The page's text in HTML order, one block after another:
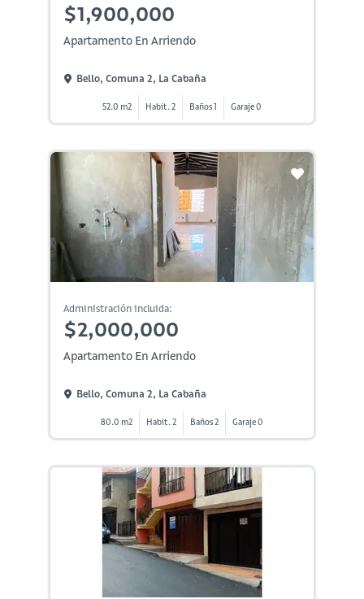
$1,900,000
Apartamento En Arriendo
Bello, Comuna 2, La Cabaña
52.0 m2 Habit. 2 Baños 1 Garaje 0
Administración incluida:
$2,000,000
Apartamento En Arriendo
Bello, Comuna 2, La Cabaña
80.0 m2 Habit. 2 Baños 2 Garaje 0